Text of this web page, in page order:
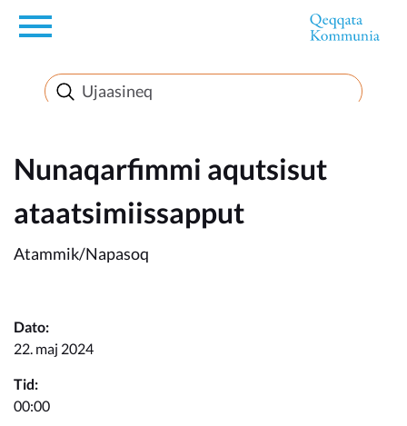
en
Innuttaasunut
Inuussutissarsiorneq
Politikki
Imminut sullinneq
Kommunimi pilersaarut
Nunaqarfimmi aqutsisut
ataatsimiissapput
Atammik/Napasoq
Dato:
22. maj 2024
Tid:
00:00